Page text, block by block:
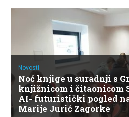
Novosti
Noć knjige u suradnji s
knjižnicom i čitaonicom
AI- futuristički pogled
Marije Jurić Zagorke